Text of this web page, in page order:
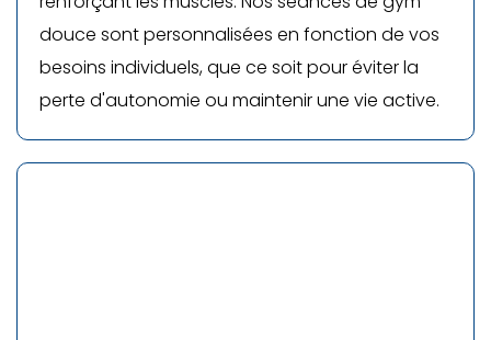
douce sont personnalisées en fonction de vos
besoins individuels, que ce soit pour éviter la
perte d'autonomie ou maintenir une vie active.